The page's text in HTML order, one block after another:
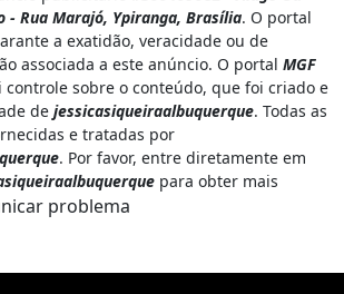
- Rua Marajó, Ypiranga, Brasília. O portal
a exatidão, veracidade ou de
associada a este anúncio. O portal MGF
controle sobre o conteúdo, que foi criado e
de jessicasiqueiraalbuquerque. Todas as
e tratadas por
. Por favor, entre diretamente em
para obter mais
problema